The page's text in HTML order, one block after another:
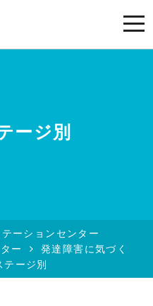
ージ別
ーションセンター
ー
発達障害に気づく
テージ別